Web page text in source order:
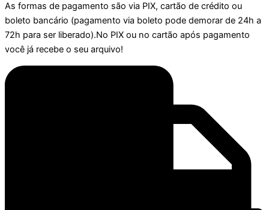
As formas de pagamento são via PIX, cartão de crédito ou
boleto bancário (pagamento via boleto pode demorar de 24h a
72h para ser liberado).No PIX ou no cartão após pagamento
você já recebe o seu arquivo!